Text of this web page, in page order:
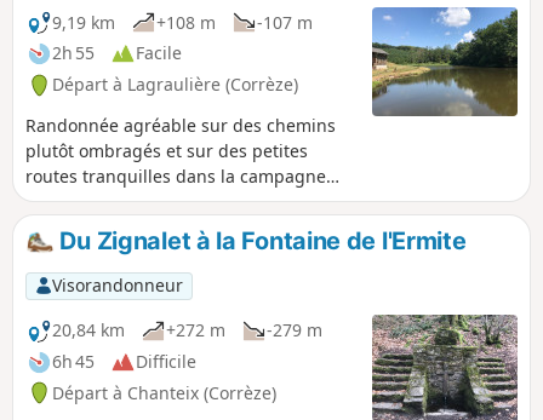
9,19 km
+108 m
-107 m
2h 55
Facile
Départ à Lagraulière (Corrèze)
Randonnée agréable sur des chemins
plutôt ombragés et sur des petites
routes tranquilles dans la campagne
corrézienne. Le chemin est entretenu
par Tulle Agglo et le balisage est en
Blanc.Du Zignalet à la Fontaine de l'Ermite
Visorandonneur
20,84 km
+272 m
-279 m
6h 45
Difficile
Départ à Chanteix (Corrèze)